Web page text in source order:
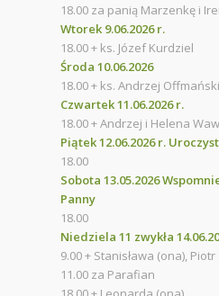
18.00 za panią Marzenkę i
Wtorek 9.06.2026 r.
18.00 + ks. Józef Kurdziel
Środa 10.06.2026
18.00 + ks. Andrzej Offmański
Czwartek 11.06.2026 r.
18.00 + Andrzej i Helena
Piątek 12.06.2026 r.
18.00
Sobota 13.05.2026
Panny
18.00
Niedziela 11 zwykła
9.00 + Stanisława (ona),
11.00 za Parafian